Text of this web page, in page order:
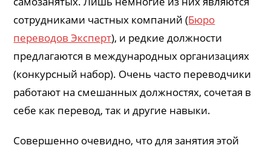
сотрудниками частных компаний (Бюро
переводов Эксперт), и редкие должности
предлагаются в международных организациях
(конкурсный набор). Очень часто переводчики
работают на смешанных должностях, сочетая в
себе как перевод, так и другие навыки.
Совершенно очевидно, что для занятия этой